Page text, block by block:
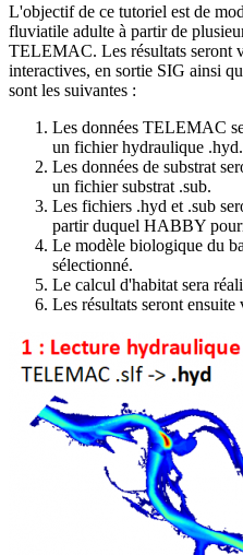
L'objectif de ce tutoriel est de
fluviatile adulte à partir de
TELEMAC. Les résultats seront
interactives, en sortie SIG ainsi
sont les suivantes :
Les données TELEMAC
un fichier hydraulique .hyd.
Les données de substrat
un fichier substrat .sub.
Les fichiers .hyd et .sub
partir duquel HABBY
Le modèle biologique du
sélectionné.
Le calcul d'habitat sera
Les résultats seront ensuite